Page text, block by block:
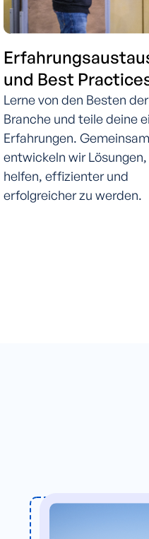
und Best
Lerne von den Besten der
Branche und teile deine
Erfahrungen. Gemeinsam
entwickeln wir
helfen, effizienter und
erfolgreicher zu werden.